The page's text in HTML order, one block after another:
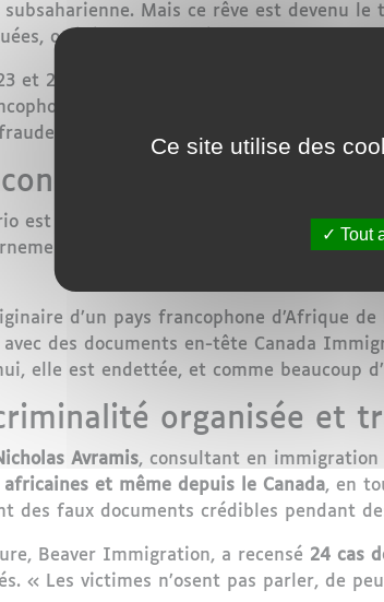
subsaharienne. Mais ce rêve est devenu
opérées par des réseaux qui
et 2027, Ottawa prévoit d’accueillir 100
hors Québec. Une aubaine pour
consultants, vrais
est souvent le même : un faux profil
canadien copiés. Puis une
d’un pays francophone d’Afrique
des documents en-tête Canada
elle est endettée, et comme beaucoup
organisée et
Avramis, consultant en immigration
et même depuis le Canada, en
des faux documents crédibles pendant
Beaver Immigration, a recensé 24 cas
« Les victimes n’osent pas parler, de
Ce site utilise des
Tout